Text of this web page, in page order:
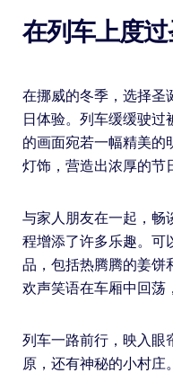
在列车上度
在挪威的冬季，选择圣
日体验。列车缓缓驶过
的画面宛若一幅精美的
灯饰，营造出浓厚的节
与家人朋友在一起，畅
程增添了许多乐趣。可
品，包括热腾腾的姜饼
欢声笑语在车厢中回荡
列车一路前行，映入眼
原，还有神秘的小村庄